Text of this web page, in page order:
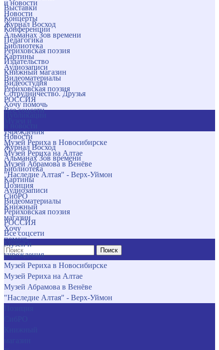
и новости
Новости
Журнал Восход
Альманах Зов времени
Библиотека
Картины
Аудиозаписи
Видеоматериалы
Рериховская поэзия
РОССИЯ
Все соцсети
учреждения
Музей Рериха в Новосибирске
Музей Рериха на Алтае
Музей Абрамова в Венёве
"Наследие Алтая" - Верх-Уймон
Позиция
СибРО
Книжный
магазин
Хочу
помочь
Поиск
Выставки
Концерты
Конференции
Педагогика
Рериховская поэзия
Издательство
Книжный магазин
Видеостудия
Сотрудничество. Друзья
Хочу помочь
Новости
Журнал Восход
Альманах Зов времени
Библиотека
Картины
Аудиозаписи
Видеоматериалы
Рериховская поэзия
РОССИЯ
Все соцсети
Музеи и
учреждения
Музей Рериха в Новосибирске
Музей Рериха на Алтае
Музей Абрамова в Венёве
"Наследие Алтая" - Верх-Уймон